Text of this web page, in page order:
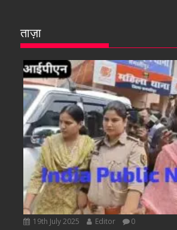
ताज़ा
19th July 2025 Editor 0